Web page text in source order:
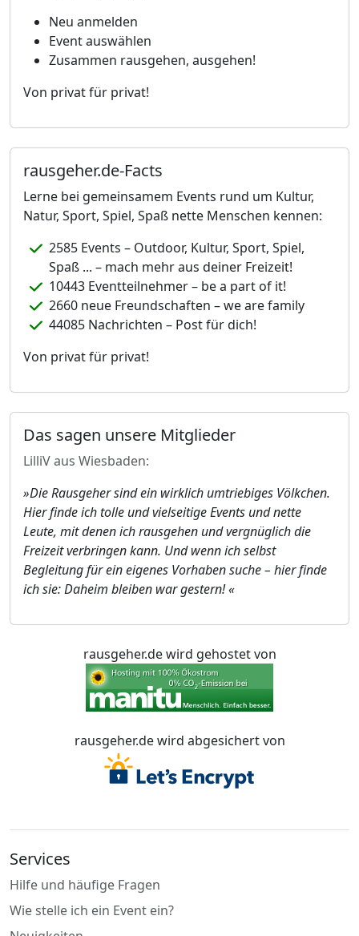
Neu anmelden
Event auswählen
Zusammen rausgehen, ausgehen!
Von privat für privat!
rausgeher.de-Facts
Lerne bei gemeinsamem Events rund um Kultur,
Natur, Sport, Spiel, Spaß nette Menschen kennen:
2585 Events – Outdoor, Kultur, Sport, Spiel,
Spaß ... – mach mehr aus deiner Freizeit!
10443 Eventteilnehmer – be a part of it!
2660 neue Freundschaften – we are family
44085 Nachrichten – Post für dich!
Von privat für privat!
Das sagen unsere Mitglieder
LilliV aus Wiesbaden:
»Die Rausgeher sind ein wirklich umtriebiges Völkchen.
Hier finde ich tolle und vielseitige Events und nette
Leute, mit denen ich rausgehen und vergnüglich die
Freizeit verbringen kann. Und wenn ich selbst
Begleitung für ein eigenes Vorhaben suche – hier finde
ich sie: Daheim bleiben war gestern! «
rausgeher.de wird gehostet von
rausgeher.de wird abgesichert von
Services
Hilfe und häufige Fragen
Wie stelle ich ein Event ein?